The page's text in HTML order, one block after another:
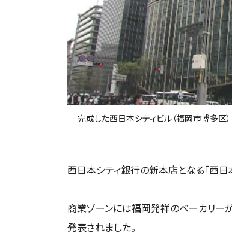
完成した西日本シティビル（福岡市博多区）
西日本シティ銀行の新本店となる「西
商業ゾーンには福岡発祥のベーカリー
発表されました。